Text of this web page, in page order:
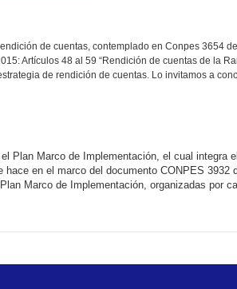
de cuentas, contemplado en Conpes 3654
Artículos 48 al 59 “Rendición de cuentas de la
de rendición de cuentas. Lo invitamos a
Plan Marco de Implementación, el cual integra
en el marco del documento CONPES 3932
Marco de Implementación, organizadas por